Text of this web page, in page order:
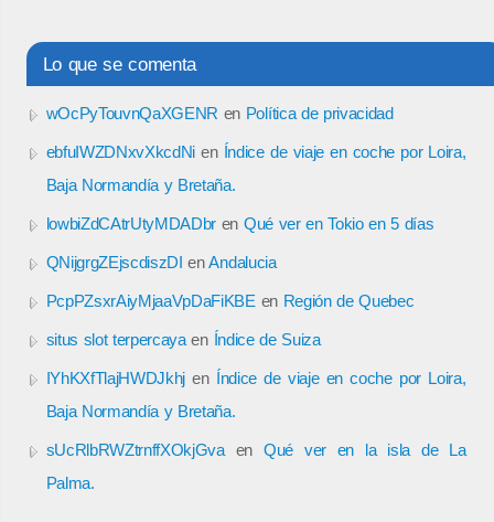
Lo que se comenta
wOcPyTouvnQaXGENR en Política de privacidad
ebfuIWZDNxvXkcdNi en Índice de viaje en coche por Loira,
Baja Normandía y Bretaña.
lowbiZdCAtrUtyMDADbr en Qué ver en Tokio en 5 días
QNijgrgZEjscdiszDI enAndalucia
PcpPZsxrAiyMjaaVpDaFiKBE en Región de Quebec
situs slot terpercayaen Índice de Suiza
IYhKXfTlajHWDJkhj en Índice de viaje en coche por Loira,
Baja Normandía y Bretaña.
sUcRlbRWZtrnffXOkjGvaen Qué ver en la isla de La
Palma.